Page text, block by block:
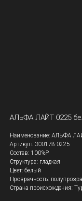
АЛЬФА ЛАЙТ 0225
Наименование: АЛЬФА
Артикул: 300178-0225
Состав: 100%P
Структура: гладкая
Цвет: белый
Прозрачность:
Страна происхождения: